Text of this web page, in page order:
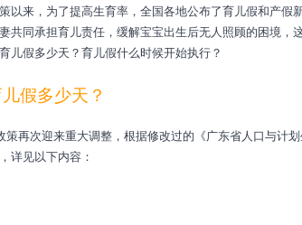
以来，为了提高生育率，全国各地公布了育儿假和产
共同承担育儿责任，缓解宝宝出生后无人照顾的困境
儿假多少天？育儿假什么时候开始执行？
假多少天？
策再次迎来重大调整，根据修改过的《广东省人口与计
详见以下内容：